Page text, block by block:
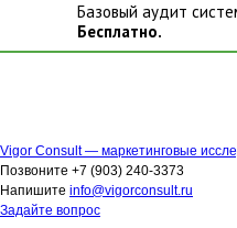
Базовый аудит
Бесплатно.
Vigor Consult — маркетинговые
Позвоните +7 (903) 240-3373
Напишите info@vigorconsult.ru
Задайте вопрос